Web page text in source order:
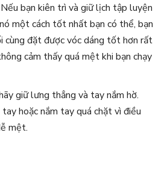
Nếu bạn kiên trì và giữ lịch tập luyện
một cách tốt nhất bạn có thể, bạn
cùng đặt được vóc dáng tốt hơn rất
cảm thấy quá mệt khi bạn chạy
giữ lưng thẳng và tay nắm hờ.
hoặc nắm tay quá chặt vì điều
mệt.